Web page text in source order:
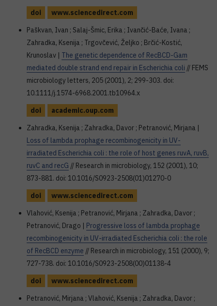
doi
www.sciencedirect.com
Paškvan, Ivan ; Salaj-Šmic, Erika ; Ivančić-Baće, Ivana ;
Zahradka, Ksenija ; Trgovčević, Željko ; Brčić-Kostić,
Krunoslav | The genetic dependence of RecBCD-Gam
mediated double strand end repair in Escherichia coli // FEMS
microbiology letters, 205 (2001), 2; 299-303. doi:
10.1111/j.1574-6968.2001.tb10964.x
doi
academic.oup.com
Zahradka, Ksenija ; Zahradka, Davor ; Petranović, Mirjana |
Loss of lambda prophage recombinogenicity in UV-
irradiated Escherichia coli : the role of host genes ruvA, ruvB,
ruvC and recG // Research in microbiology, 152 (2001), 10;
873-881. doi: 10.1016/S0923-2508(01)01270-0
doi
www.sciencedirect.com
Vlahović, Ksenija ; Petranović, Mirjana ; Zahradka, Davor ;
Petranović, Drago | Progressive loss of lambda prophage
recombinogenicity in UV-irradiated Escherichia coli : the role
of RecBCD enzyme // Research in microbiology, 151 (2000), 9;
727-738. doi: 10.1016/S0923-2508(00)01138-4
doi
www.sciencedirect.com
Petranović, Mirjana ; Vlahović, Ksenija ; Zahradka, Davor ;